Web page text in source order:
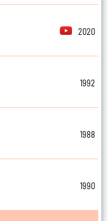
2020
1992
1988
1990